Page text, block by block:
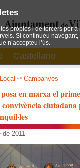
Castellano
->Campanyes
en marxa el
ciutadana
2011
pròpies i de tercers per a
Si continueu navegant,
n’accepteu l’ús.